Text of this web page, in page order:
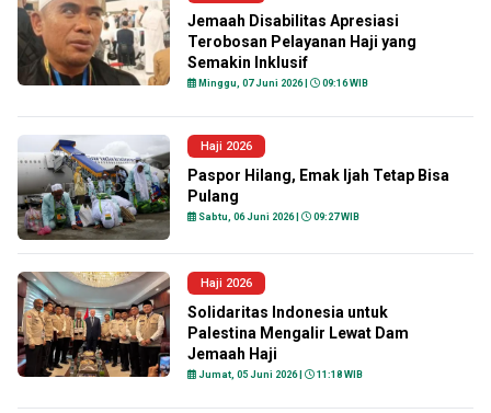
Jemaah Disabilitas Apresiasi
Terobosan Pelayanan Haji yang
Semakin Inklusif
Minggu, 07 Juni 2026 | 09:16 WIB
Haji 2026
Paspor Hilang, Emak Ijah Tetap Bisa
Pulang
Sabtu, 06 Juni 2026 | 09:27 WIB
Haji 2026
Solidaritas Indonesia untuk
Palestina Mengalir Lewat Dam
Jemaah Haji
Jumat, 05 Juni 2026 | 11:18 WIB